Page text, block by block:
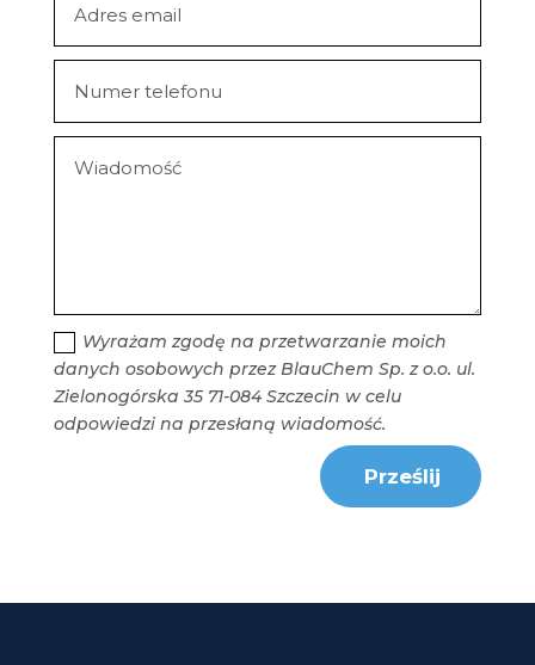
Wyrażam zgodę na przetwarzanie moich
danych osobowych przez BlauChem Sp. z o.o. ul.
Zielonogórska 35 71-084 Szczecin w celu
odpowiedzi na przesłaną wiadomość.
Prześlij